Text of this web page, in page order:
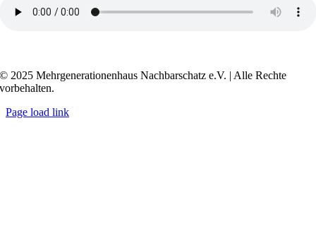
© 2025 Mehrgenerationenhaus Nachbarschatz e.V. | Alle Rechte
vorbehalten.
Page load link